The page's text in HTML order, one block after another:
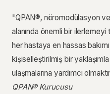
"QPAN®, nöromodülasyon
alanında önemli bir ilerlemeyi
her hastaya en hassas
kişiselleştirilmiş bir
ulaşmalarına yardımcı
QPAN® Kurucusu